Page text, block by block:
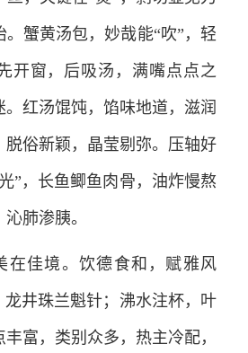
蟹黄汤包，妙哉能“吹”，轻
开窗，后吸汤，满嘴点点之
红汤馄饨，馅味地道，滋润
脱俗新颖，晶莹剔弥。压轴好
”，长鱼鲫鱼肉骨，油炸慢熬
肺渗胰。
在佳境。饮德食和，赋雅风
龙井珠兰魁针；沸水注杯，叶
富，类别众多，热主冷配，